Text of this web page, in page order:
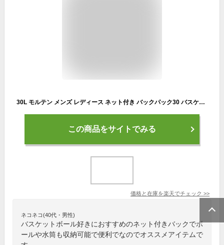
30L モルテン メンズ レディース ネット付き バックパック30 バスケットボールバッグ 鞄 リュックサック デイパック バッグ 送料無料 molten LA0032
この商品をサイトでみる
価格と在庫を楽天でチェック >>
ネコネコ(40代・男性)
バスケットボール好きにおすすめのネット付きバックでボ
ールや水筒も収納可能で便利でなのでオススメアイテムで